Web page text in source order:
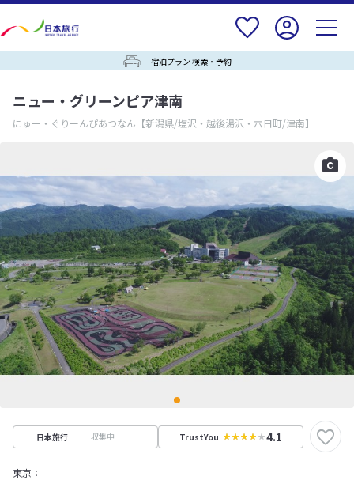
宿泊プラン 検索・予約
ニュー・グリーンピア津南
にゅー・ぐりーんぴあつなん 【新潟県/塩沢・越後湯沢・六日町/津南】
日本旅行 収集中 TrustYou 4.1
東京：